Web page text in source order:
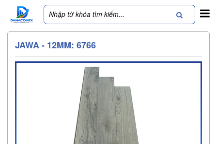
JAWA - 12MM: 6766